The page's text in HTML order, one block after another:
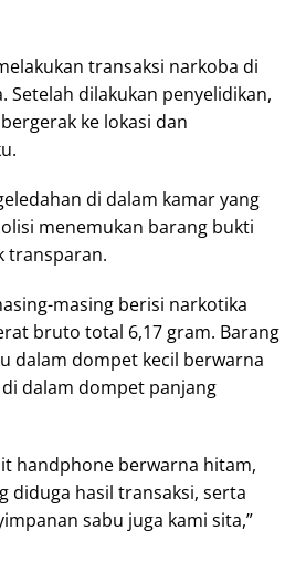
transaksi narkoba di
Setelah dilakukan penyelidikan,
ke lokasi dan
di dalam kamar yang
menemukan barang bukti
transparan.
masing berisi narkotika
bruto total 6,17 gram. Barang
dalam dompet kecil berwarna
dalam dompet panjang
handphone berwarna hitam,
diduga hasil transaksi, serta
sabu juga kami sita,”